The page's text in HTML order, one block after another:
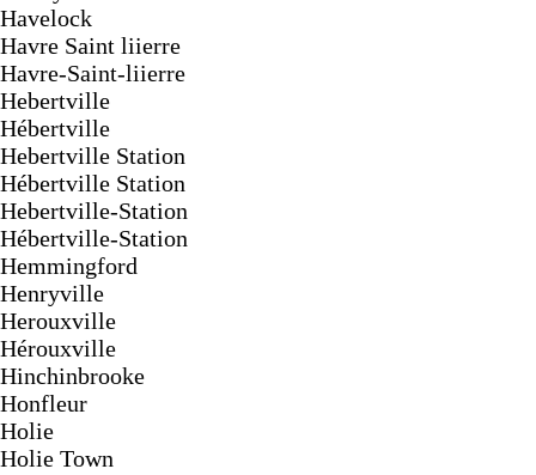
Havelock
Havre Saint liierre
Havre-Saint-liierre
Hebertville
Hébertville
Hebertville Station
Hébertville Station
Hebertville-Station
Hébertville-Station
Hemmingford
Henryville
Herouxville
Hérouxville
Hinchinbrooke
Honfleur
Holie
Holie Town